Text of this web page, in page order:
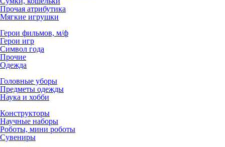
Прочая атрибутика
Мягкие игрушки
Герои фильмов, м/ф
Герои игр
Символ года
Прочие
Одежда
Головные уборы
Предметы одежды
Наука и хобби
Конструкторы
Научные наборы
Роботы, мини роботы
Сувениры